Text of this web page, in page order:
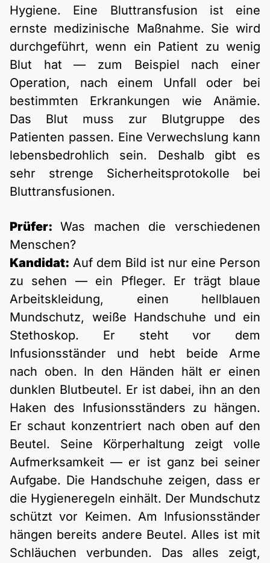
Hygiene. Eine Bluttransfusion ist eine
ernste medizinische Maßnahme. Sie wird
durchgeführt, wenn ein Patient zu wenig
Blut hat — zum Beispiel nach einer
Operation, nach einem Unfall oder bei
bestimmten Erkrankungen wie Anämie.
Das Blut muss zur Blutgruppe des
Patienten passen. Eine Verwechslung kann
lebensbedrohlich sein. Deshalb gibt es
sehr strenge Sicherheitsprotokolle bei
Bluttransfusionen.
Prüfer: Was machen die verschiedenen
Menschen?
Kandidat: Auf dem Bild ist nur eine Person
zu sehen — ein Pfleger. Er trägt blaue
Arbeitskleidung, einen hellblauen
Mundschutz, weiße Handschuhe und ein
Stethoskop. Er steht vor dem
Infusionsständer und hebt beide Arme
nach oben. In den Händen hält er einen
dunklen Blutbeutel. Er ist dabei, ihn an den
Haken des Infusionsständers zu hängen.
Er schaut konzentriert nach oben auf den
Beutel. Seine Körperhaltung zeigt volle
Aufmerksamkeit — er ist ganz bei seiner
Aufgabe. Die Handschuhe zeigen, dass er
die Hygieneregeln einhält. Der Mundschutz
schützt vor Keimen. Am Infusionsständer
hängen bereits andere Beutel. Alles ist mit
Schläuchen verbunden. Das alles zeigt,